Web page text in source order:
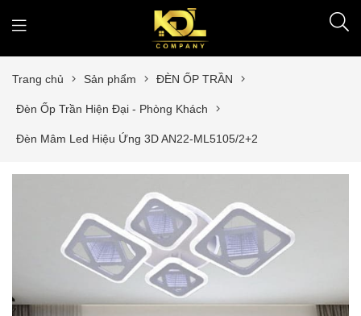
Trang chủ Sản phẩm ĐÈN ỐP TRẦN
Đèn Ốp Trần Hiện Đại - Phòng Khách
Đèn Mâm Led Hiệu Ứng 3D AN22-ML5105/2+2